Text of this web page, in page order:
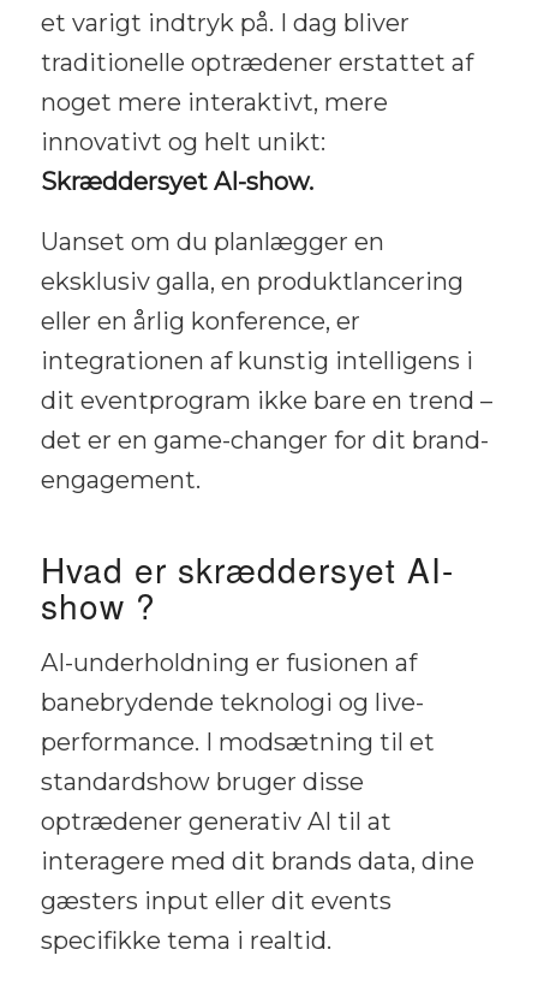
et varigt indtryk på. I dag bliver
traditionelle optrædener erstattet af
noget mere interaktivt, mere
innovativt og helt unikt:
Skræddersyet AI-show.
Uanset om du planlægger en
eksklusiv galla, en produktlancering
eller en årlig konference, er
integrationen af kunstig intelligens i
dit eventprogram ikke bare en trend –
det er en game-changer for dit brand-
engagement.
Hvad er skræddersyet AI-
show ?
AI-underholdning er fusionen af
banebrydende teknologi og live-
performance. I modsætning til et
standardshow bruger disse
optrædener generativ AI til at
interagere med dit brands data, dine
gæsters input eller dit events
specifikke tema i realtid.